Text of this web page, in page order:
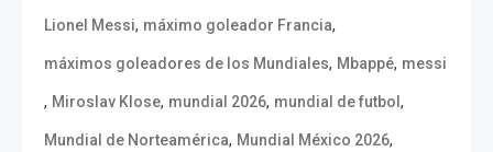
Lionel Messi, máximo goleador Francia,
máximos goleadores de los Mundiales, Mbappé, messi
, Miroslav Klose, mundial 2026, mundial de futbol ,
Mundial de Norteamérica, Mundial México 2026,